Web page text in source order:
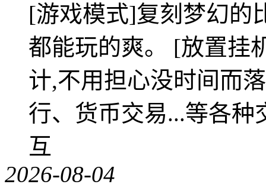
[游戏模式]复刻梦幻的
都能玩的爽。 [放置挂
计,不用担心没时间而
行、货币交易...等各
互
2026-08-04